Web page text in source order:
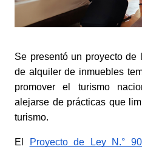
Se presentó un proyecto
de alquiler de inmuebles
promover el turismo
alejarse de prácticas que
turismo.
El Proyecto de Ley N.°